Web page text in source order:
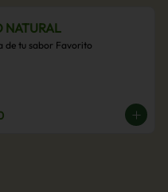
NATURAL
de tu sabor Favorito